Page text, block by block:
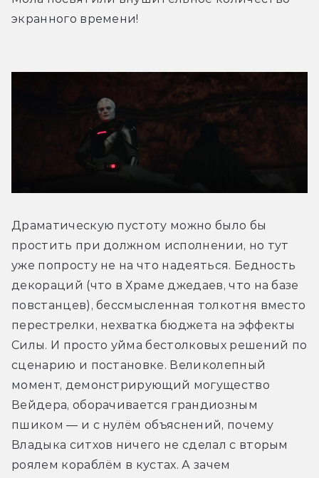
экранного времени!
Драматическую пустоту можно было бы
простить при должном исполнении, но тут
уже попросту не на что надеяться. Бедность
декораций (что в Храме джедаев, что на базе
повстанцев), бессмысленная толкотня вместо
перестрелки, нехватка бюджета на эффекты
Силы. И просто уйма бестолковых решений по
сценарию и постановке. Великолепный
момент, демонстрирующий могущество
Вейдера, оборачивается грандиозным
пшиком — и с нулём объяснений, почему
Владыка ситхов ничего не сделал с вторым
роялем кораблём в кустах. А зачем